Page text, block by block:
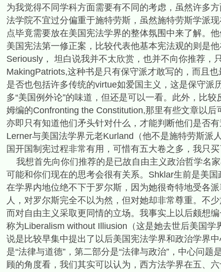
为我觉得不同学科方面需要有不同的考虑，虽然许多
法学院不宜过分偏重于施特劳斯，虽然施特劳斯学派
点毕竟需要放在美国宪法学界的整体氛围中来了解。
美国宪法第一修正案，比较代表他基本宪法观的则是
Seriously， 坦白说我并不太欣赏，也并不向你推荐，
MakingPatriots,这种书是只有保守派才敢写的，而且
是否也包括许多传统的virtue如爱国主义，这是保守
多“美国例外论”的味道，但还是可以一看。此外，比
姆编的Confronting the Constitution,那里有些文章以
亦即只有知道他们矛头针对什么，才能判断他们是否
Lerner与美国法学界元老Kurland（他不是施特劳斯派
国开国制宪过程非常有用，可惜有五大卷之多，我只
我想首先向你们推荐的是已故自由主义政治哲学名
可能和你们现在的思考会很有关系。Shklar生前是美
在学界内地位绝不下于罗尔斯，因为她很奇特地受各
人，对罗尔斯完全不以为然，但对她却非常尊重。不
而对自由主义采取更同情的立场。我事实上以后颇想
称为Liberalism without Illiusion（这是她去世后美国
说是比较早集中提出了以后美国宪法学界和政治学界
是“法律与道德”，第二部分是“法律与政治”，中心问
顾的角度看，我们其实可以认为，西方法学界在五、